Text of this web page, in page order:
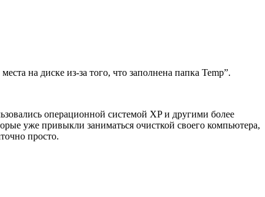
на диске из-за того, что заполнена папка Temp”.
операционной системой XP и другими более
уже привыкли заниматься очисткой своего компьютера,
просто.